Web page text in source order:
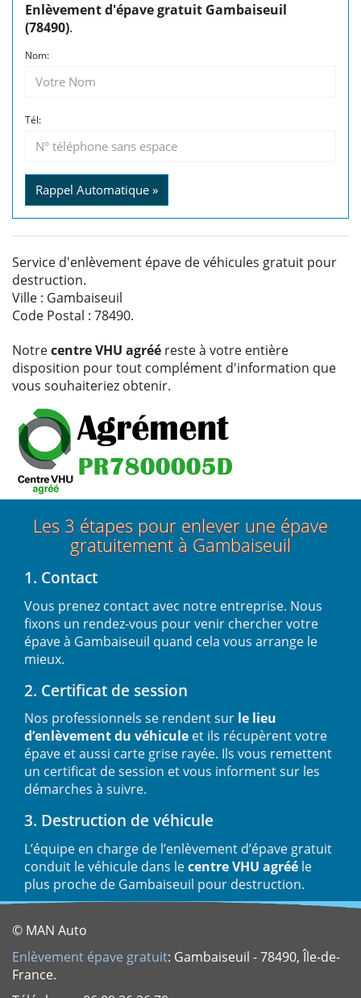
Enlèvement d'épave gratuit Gambaiseuil
(78490).
Nom:
Tél:
Rappel Automatique »
Service d'enlèvement épave de véhicules gratuit pour
destruction.
Ville : Gambaiseuil
Code Postal : 78490.
Notrecentre VHU agréé reste à votre entière
disposition pour tout complément d'information que
vous souhaiteriez obtenir.
Les 3 étapes pour enlever une épave
gratuitement à Gambaiseuil
1. Contact
Vous prenez contact avec notre entreprise. Nous
fixons un rendez-vous pour venir chercher votre
épave à Gambaiseuil quand cela vous arrange le
mieux.
2. Certificat de session
Nos professionnels se rendent sur le lieu
d’enlèvement du véhicule et ils récupèrent votre
épave et aussi carte grise rayée. Ils vous remettent
un certificat de session et vous informent sur les
démarches à suivre.
3. Destruction de véhicule
L’équipe en charge de l’enlèvement d’épave gratuit
conduit le véhicule dans lecentre VHU agréé le
plus proche de Gambaiseuil pour destruction.
© MAN Auto
Enlèvement épave gratuit: Gambaiseuil - 78490, Île-de-
France.